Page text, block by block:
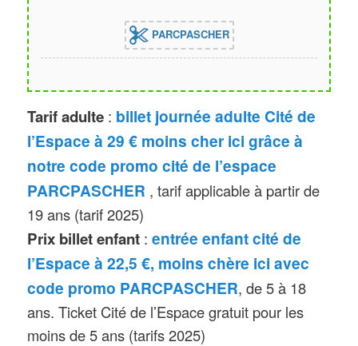
JO de Paris 2024, la cité de l’Espace
fait dialoguer « Espace et Sport » ,
sujets dans les expos permanentes :
les « débris spatiaux » grâce à un
dispositif interactif baptisé « Orbital
Dance » permettant d’interagir avec
un satellite qui doit éviter les débris
en orbite et le « New Space »,
exploration des entreprises privées
désormais impliquées dans le
domaine spatial.
PARCPASCHER
Tarif adulte : billet journée adulte Cité de
l’Espace à 29 € moins cher ici grâce à
notre code promo cité de l’espace
PARCPASCHER , tarif applicable à partir de
19 ans (tarif 2025)
Prix billet enfant :entrée enfant cité de
l’Espace à 22,5 €, moins chère ici avec
code promo PARCPASCHER, de 5 à 18
ans. Ticket Cité de l’Espace gratuit pour les
moins de 5 ans (tarifs 2025)